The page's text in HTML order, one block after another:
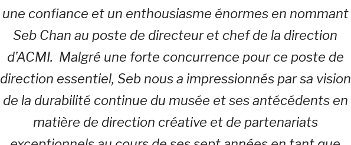
une confiance et un enthousiasme énormes en nommant
Seb Chan au poste de directeur et chef de la direction
d’ACMI. Malgré une forte concurrence pour ce poste de
direction essentiel, Seb nous a impressionnés par sa vision
de la durabilité continue du musée et ses antécédents en
matière de direction créative et de partenariats